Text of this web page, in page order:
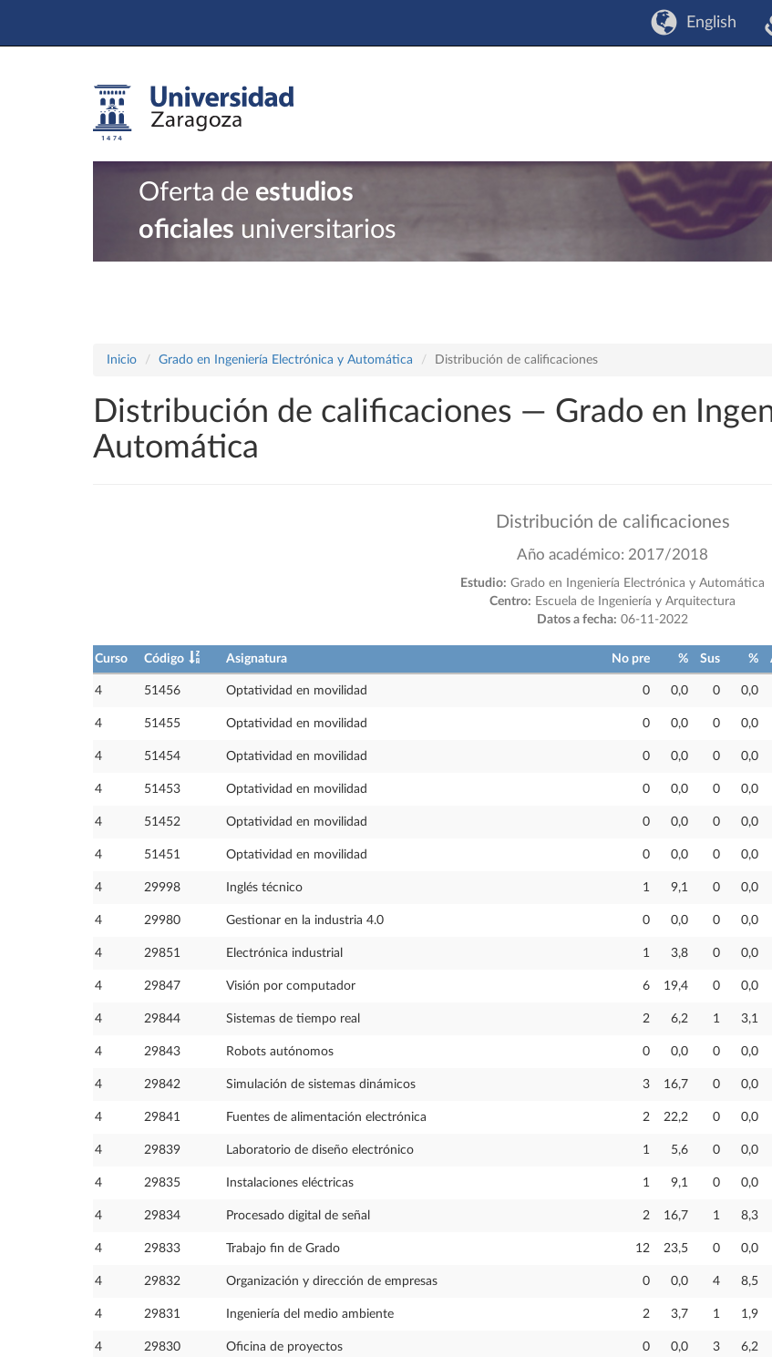
English
Oferta de estudios
oficiales universitarios
Inicio Grado en Ingeniería Electrónica y Automática Distribución de calificaciones
Distribución de calificaciones — Grado en
Automática
Distribución de calificaciones
Año académico: 2017/2018
Estudio: Grado en Ingeniería Electrónica y Automática
Centro: Escuela de Ingeniería y Arquitectura
Datos a fecha: 06-11-2022
Curso Código Asignatura No pre % Sus %
4 51456 Optatividad en movilidad 0 0,0 0 0,0
4 51455 Optatividad en movilidad 0 0,0 0 0,0
4 51454 Optatividad en movilidad 0 0,0 0 0,0
4 51453 Optatividad en movilidad 0 0,0 0 0,0
4 51452 Optatividad en movilidad 0 0,0 0 0,0
4 51451 Optatividad en movilidad 0 0,0 0 0,0
4 29998 Inglés técnico 1 9,1 0 0,0
4 29980 Gestionar en la industria 4.0 0 0,0 0 0,0
4 29851 Electrónica industrial 1 3,8 0 0,0
4 29847 Visión por computador 6 19,4 0 0,0
4 29844 Sistemas de tiempo real 2 6,2 1 3,1
4 29843 Robots autónomos 0 0,0 0 0,0
4 29842 Simulación de sistemas dinámicos 3 16,7 0 0,0
4 29841 Fuentes de alimentación electrónica 2 22,2 0 0,0
4 29839 Laboratorio de diseño electrónico 1 5,6 0 0,0
4 29835 Instalaciones eléctricas 1 9,1 0 0,0
4 29834 Procesado digital de señal 2 16,7 1 8,3
4 29833 Trabajo fin de Grado 12 23,5 0 0,0
4 29832 Organización y dirección de empresas 0 0,0 4 8,5
4 29831 Ingeniería del medio ambiente 2 3,7 1 1,9
4 29830 Oficina de proyectos 0 0,0 3 6,2